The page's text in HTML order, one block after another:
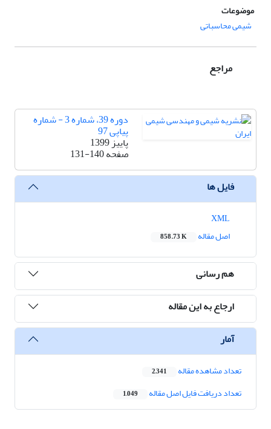
موضوعات
شیمی محاسباتی
مراجع
دوره 39، شماره 3 - شماره
پیاپی 97
پاییز 1399
صفحه131-140
فایل ها
اصل مقاله
858.73 K
هم رسانی
ارجاع به این مقاله
آمار
تعداد مشاهده مقاله 2,341
تعداد دریافت فایل اصل مقاله 1,049